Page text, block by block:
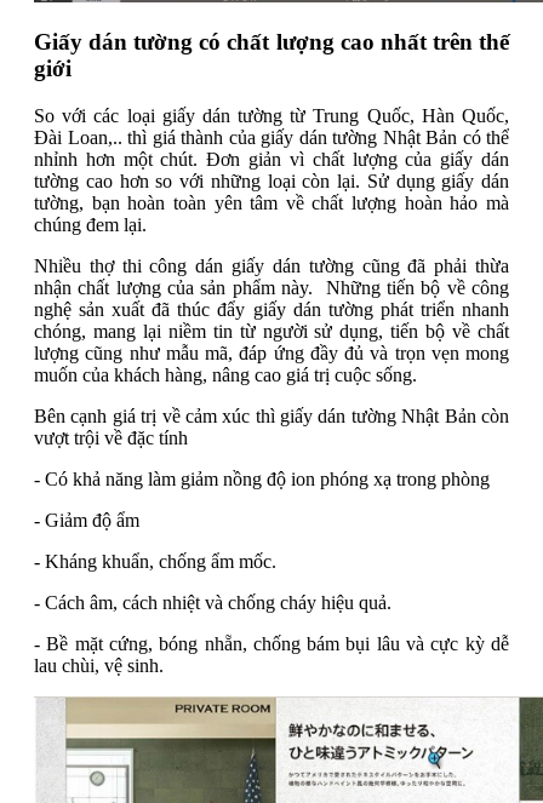
Giấy dán tường có chất lượng cao nhất trên thế
giới
So với các loại giấy dán tường từ Trung Quốc, Hàn Quốc,
Đài Loan,.. thì giá thành của giấy dán tường Nhật Bản có thể
nhỉnh hơn một chút. Đơn giản vì chất lượng của giấy dán
tường cao hơn so với những loại còn lại. Sử dụng giấy dán
tường, bạn hoàn toàn yên tâm về chất lượng hoàn hảo mà
chúng đem lại.
Nhiều thợ thi công dán giấy dán tường cũng đã phải thừa
nhận chất lượng của sản phẩm này. Những tiến bộ về công
nghệ sản xuất đã thúc đẩy giấy dán tường phát triển nhanh
chóng, mang lại niềm tin từ người sử dụng, tiến bộ về chất
lượng cũng như mẫu mã, đáp ứng đầy đủ và trọn vẹn mong
muốn của khách hàng, nâng cao giá trị cuộc sống.
Bên cạnh giá trị về cảm xúc thì giấy dán tường Nhật Bản còn
vượt trội về đặc tính
- Có khả năng làm giảm nồng độ ion phóng xạ trong phòng
- Giảm độ ẩm
- Kháng khuẩn, chống ẩm mốc.
- Cách âm, cách nhiệt và chống cháy hiệu quả.
- Bề mặt cứng, bóng nhẵn, chống bám bụi lâu và cực kỳ dễ
lau chùi, vệ sinh.